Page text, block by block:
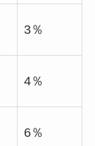
3％
4％
6％